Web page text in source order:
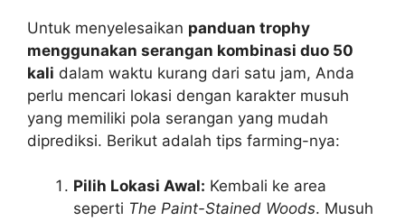
Untuk menyelesaikan panduan trophy
menggunakan serangan kombinasi duo 50
kali dalam waktu kurang dari satu jam, Anda
perlu mencari lokasi dengan karakter musuh
yang memiliki pola serangan yang mudah
diprediksi. Berikut adalah tips farming-nya:
Pilih Lokasi Awal: Kembali ke area
seperti The Paint-Stained Woods. Musuh